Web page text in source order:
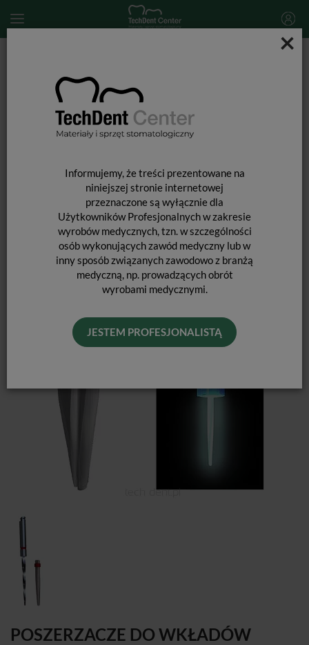
×
Informujemy, że treści prezentowane na
niniejszej stronie internetowej
przeznaczone są wyłącznie dla
Użytkowników Profesjonalnych w zakresie
wyrobów medycznych, tzn. w szczególności
osób wykonujących zawód medyczny lub w
inny sposób związanych zawodowo z branżą
medyczną, np. prowadzących obrót
wyrobami medycznymi.
JESTEM PROFESJONALISTĄ
OKOŁOMIAZGOWE
Wkłady koronowo-korzeniowe
Poszerzacze do wkładów Glassix+ Plus / 3 szt.
POSZERZACZE DO WKŁADÓW